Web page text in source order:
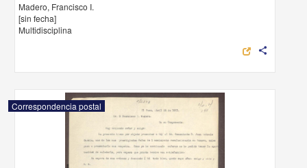
Madero, Francisco I.
[sin fecha]
Multidisciplina
share
Correspondencia postal